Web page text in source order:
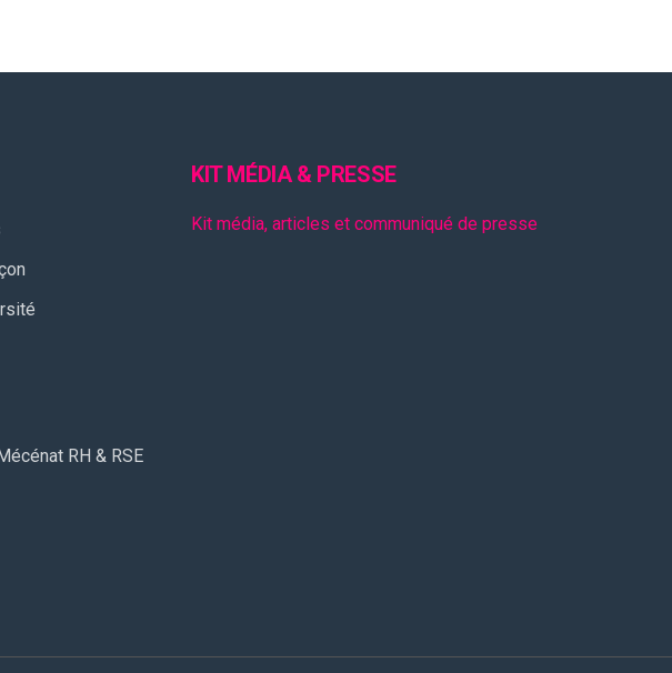
RH & RSE
KIT MÉDIA & PRESSE
Kit média, articles et communiqué de presse